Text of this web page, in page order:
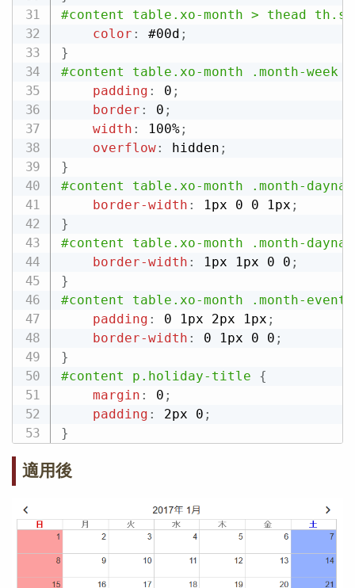
#content table.xo-month > thead
color : #00d ;
}
#content table.xo-month .month-week
padding : 0 ;
border : 0 ;
width : 100%;
overflow: hidden ;
}
#content table.xo-month .month-
border-width : 1px 0 0 1px ;
}
#content table.xo-month .month-
border-width : 1px 1px 0 0 ;
}
#content table.xo-month .month-event
padding : 0 1px 2px 1px ;
border-width : 0 1px 0 0 ;
}
#content p.holiday-title
{
margin : 0 ;
padding : 2px 0 ;
}
適用後